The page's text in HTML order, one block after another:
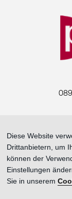
Diese Website
Drittanbietern, um
können der
Einstellungen
Sie in unserem